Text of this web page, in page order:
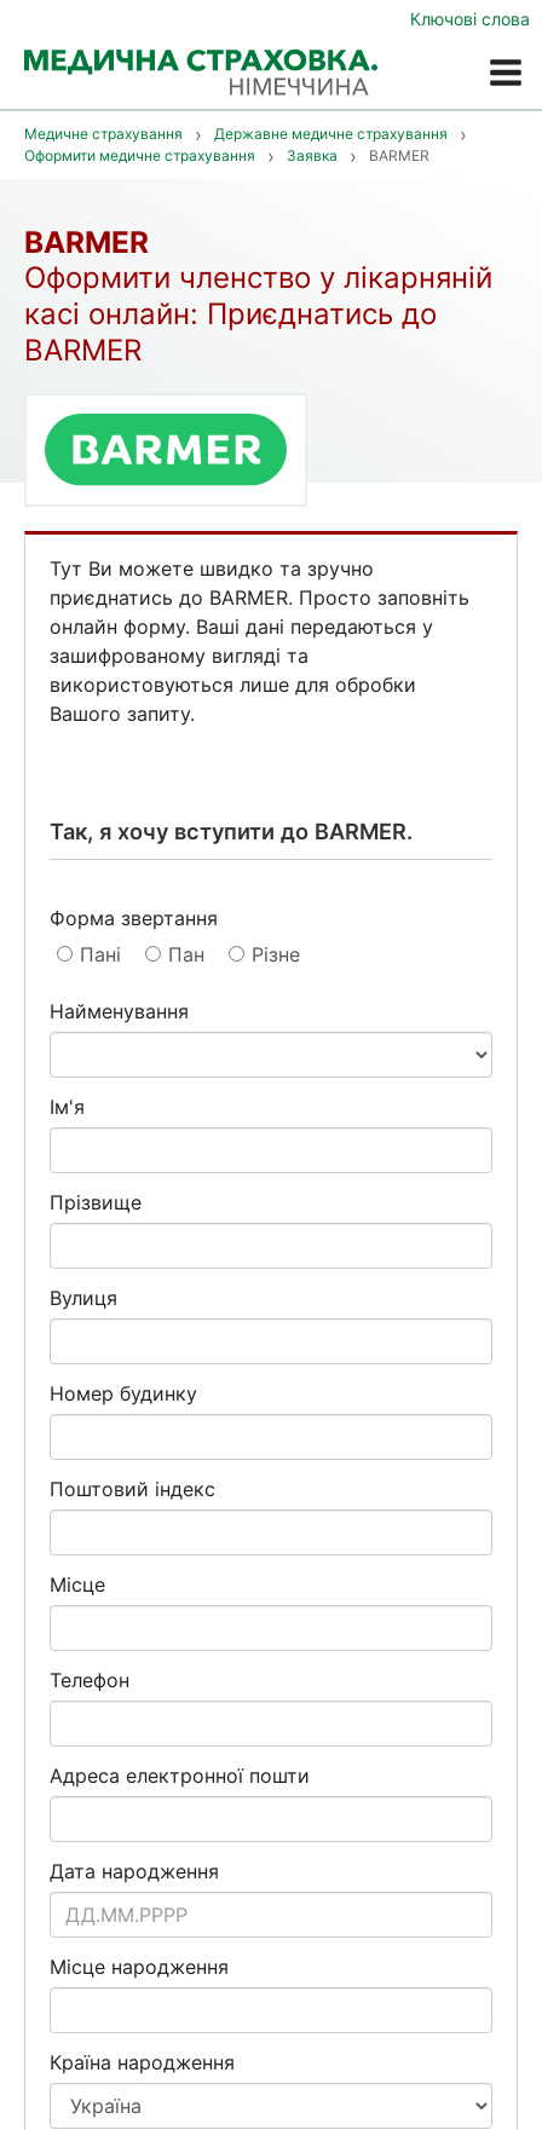
Меню
Ключові слова
Медичне страхування
Державне медичне страхування
Оформити медичне страхування
Заявка BARMER
BARMER
Оформити членство у лікарняній
касі онлайн: Приєднатись до
BARMER
Тут Ви можете швидко та зручно
приєднатись до BARMER. Просто заповніть
онлайн форму. Ваші дані передаються у
зашифрованому вигляді та
використовуються лише для обробки
Вашого запиту.
Так, я хочу вступити до BARMER.
Форма звертання
Пані
Пан Різне
Найменування
Ім'я
Прізвище
Вулиця
Номер будинку
Поштовий індекс
Місце
Телефон
Адреса електронної пошти
Дата народження
Місце народження
Країна народження